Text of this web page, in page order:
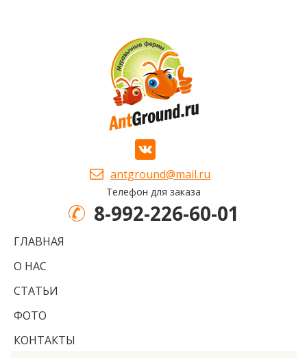
antground@mail.ru
Телефон для заказа
8-992-226-60-01
ГЛАВНАЯ
О НАС
СТАТЬИ
ФОТО
КОНТАКТЫ